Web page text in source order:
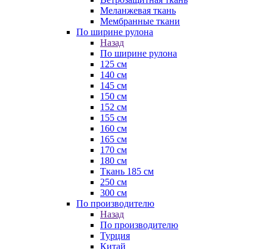
Меланжевая ткань
Мембранные ткани
По ширине рулона
Назад
По ширине рулона
125 см
140 см
145 см
150 см
152 см
155 см
160 см
165 см
170 см
180 см
Ткань 185 см
250 см
300 см
По производителю
Назад
По производителю
Турция
Китай